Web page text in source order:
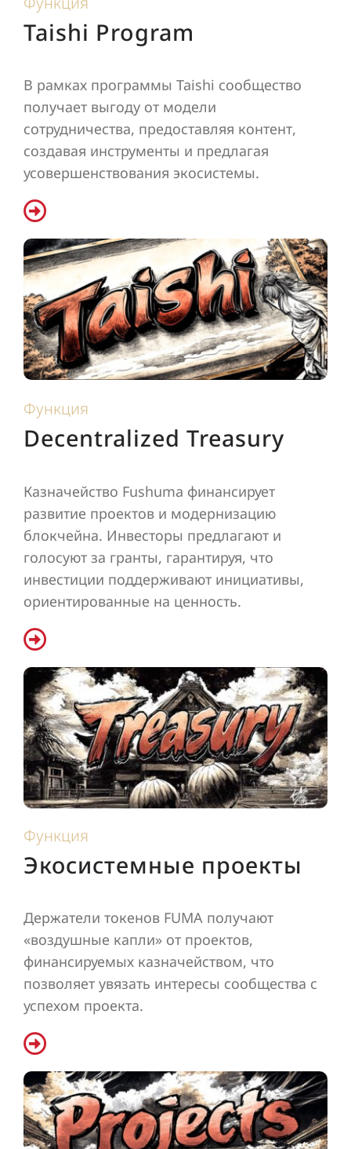
Taishi Program
В рамках программы Taishi сообщество
получает выгоду от модели
сотрудничества, предоставляя контент,
создавая инструменты и предлагая
усовершенствования экосистемы.
Функция
Decentralized Treasury
Казначейство Fushuma финансирует
развитие проектов и модернизацию
блокчейна. Инвесторы предлагают и
голосуют за гранты, гарантируя, что
инвестиции поддерживают инициативы,
ориентированные на ценность.
Функция
Экосистемные проекты
Держатели токенов FUMA получают
«воздушные капли» от проектов,
финансируемых казначейством, что
позволяет увязать интересы сообщества с
успехом проекта.